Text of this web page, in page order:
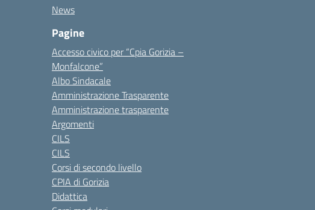
News
Pagine
Accesso civico per “Cpia Gorizia –
Monfalcone”
Albo Sindacale
Amministrazione Trasparente
Amministrazione trasparente
Argomenti
CILS
CILS
Corsi di secondo livello
CPIA di Gorizia
Didattica